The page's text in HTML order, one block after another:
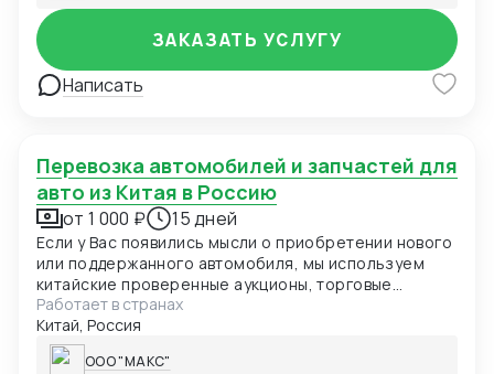
Написать
ЗАКАЗАТЬ УСЛУГУ
Перевозка автомобилей и запчастей для
авто из Китая в Россию
от 1 000 ₽ 15 дней
Если у Вас появились мысли о приобретении нового
или поддержанного автомобиля, мы используем
китайские проверенные аукционы, торговые
площадки, автосалоны. Вы можете сами выбрать
нужный автомобиль, мы поможем купить, привезти,
растаможить. Наша группа компаний Zola logistic
помогает не только привезти целый автомобиль из
Работает в странах
Китай, Россия
ООО "МАКС"